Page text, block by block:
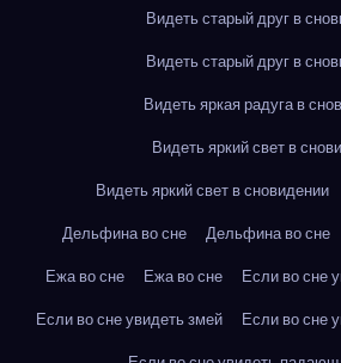
Видеть старый друг в
Видеть старый друг в
Видеть яркая радуга в
Видеть яркий свет в
Видеть яркий свет в сновидении
Дельфина во сне
Дельфина во сне
Ежа во сне
Ежа во сне
Если во сне
Если во сне увидеть змей
Если во сне